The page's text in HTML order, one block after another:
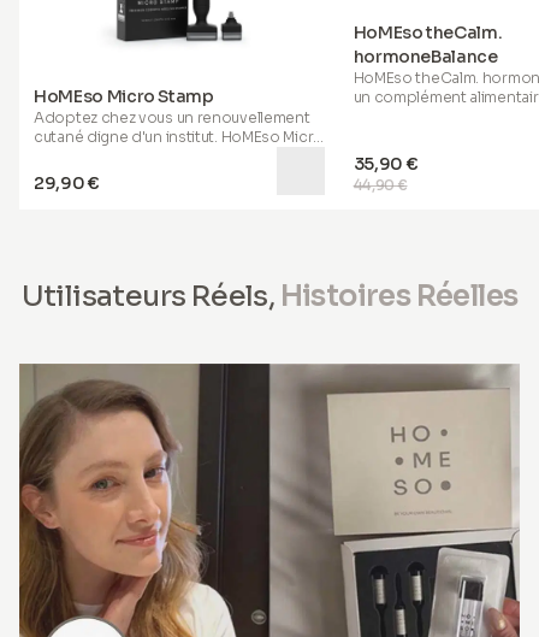
HoMEso Micro Stamp
Adoptez chez vous un renouvellement
cutané digne d'un institut. HoMEso Micro
ultrafines de 0,50 mm pour aider à
révéler une peau d'apparence plus lisse
29,90 €
HoMEso theCalm.
hormoneBalance
HoMEso theCalm.
un complément
bonne santé qui
leur routine du soir avec
sélectionnés et des
44,90 €
35,90 €
Utilisateurs Réels, Histoires Réelles